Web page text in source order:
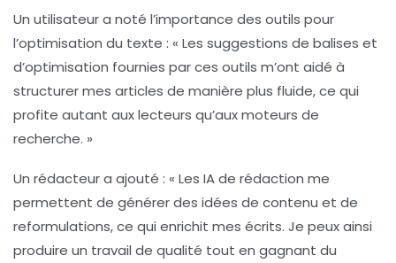
Un utilisateur a noté l’importance des outils pour
l’optimisation du texte : « Les suggestions de balises et
d’optimisation fournies par ces outils m’ont aidé à
structurer mes articles de manière plus fluide, ce qui
profite autant aux lecteurs qu’aux moteurs de
recherche. »
Un rédacteur a ajouté : « Les IA de rédaction me
permettent de générer des idées de contenu et de
reformulations, ce qui enrichit mes écrits. Je peux ainsi
produire un travail de qualité tout en gagnant du